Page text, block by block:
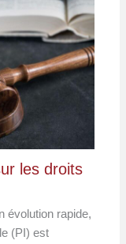
les droits
évolution rapide,
(PI) est